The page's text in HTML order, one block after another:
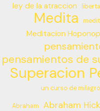
ley de la atraccion
Medita
Meditacion
pensamientos de
Superacion
un curso de
Abraham Abraham